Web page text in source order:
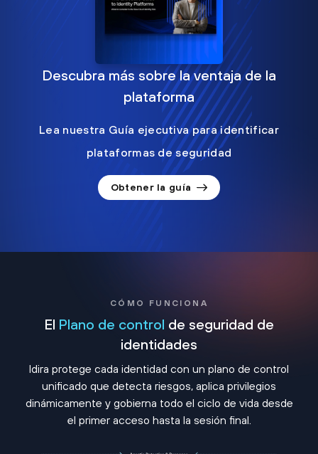
Descubra más sobre la ventaja de la
plataforma
Lea nuestra Guía ejecutiva para identificar
plataformas de seguridad
Obtener la guía
CÓMO FUNCIONA
El Plano de control de seguridad de
identidades
Idira protege cada identidad con un plano de control
unificado que detecta riesgos, aplica privilegios
dinámicamente y gobierna todo el ciclo de vida desde
el primer acceso hasta la sesión final.